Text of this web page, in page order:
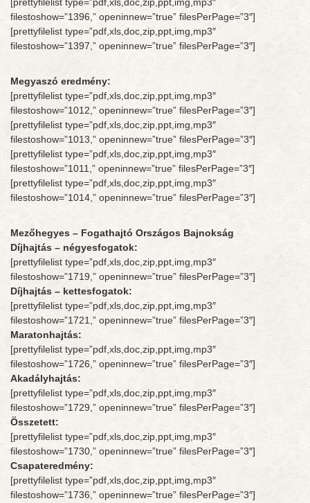
filestoshow=”1396,” openinnew=”true” filesPerPage=”3″]
[prettyfilelist type=”pdf,xls,doc,zip,ppt,img,mp3″
filestoshow=”1397,” openinnew=”true” filesPerPage=”3″]
Megyaszó eredmény:
[prettyfilelist type=”pdf,xls,doc,zip,ppt,img,mp3″
filestoshow=”1012,” openinnew=”true” filesPerPage=”3″]
[prettyfilelist type=”pdf,xls,doc,zip,ppt,img,mp3″
filestoshow=”1013,” openinnew=”true” filesPerPage=”3″]
[prettyfilelist type=”pdf,xls,doc,zip,ppt,img,mp3″
filestoshow=”1011,” openinnew=”true” filesPerPage=”3″]
[prettyfilelist type=”pdf,xls,doc,zip,ppt,img,mp3″
filestoshow=”1014,” openinnew=”true” filesPerPage=”3″]
Mezőhegyes – Fogathajtó Országos Bajnokság
Díjhajtás – négyesfogatok:
[prettyfilelist type=”pdf,xls,doc,zip,ppt,img,mp3″
filestoshow=”1719,” openinnew=”true” filesPerPage=”3″]
Díjhajtás – kettesfogatok:
[prettyfilelist type=”pdf,xls,doc,zip,ppt,img,mp3″
filestoshow=”1721,” openinnew=”true” filesPerPage=”3″]
Maratonhajtás:
[prettyfilelist type=”pdf,xls,doc,zip,ppt,img,mp3″
filestoshow=”1726,” openinnew=”true” filesPerPage=”3″]
Akadályhajtás:
[prettyfilelist type=”pdf,xls,doc,zip,ppt,img,mp3″
filestoshow=”1729,” openinnew=”true” filesPerPage=”3″]
Összetett:
[prettyfilelist type=”pdf,xls,doc,zip,ppt,img,mp3″
filestoshow=”1730,” openinnew=”true” filesPerPage=”3″]
Csapateredmény:
[prettyfilelist type=”pdf,xls,doc,zip,ppt,img,mp3″
filestoshow=”1736,” openinnew=”true” filesPerPage=”3″]